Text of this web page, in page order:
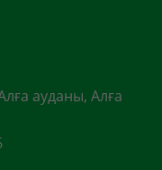
ауданы, Алға